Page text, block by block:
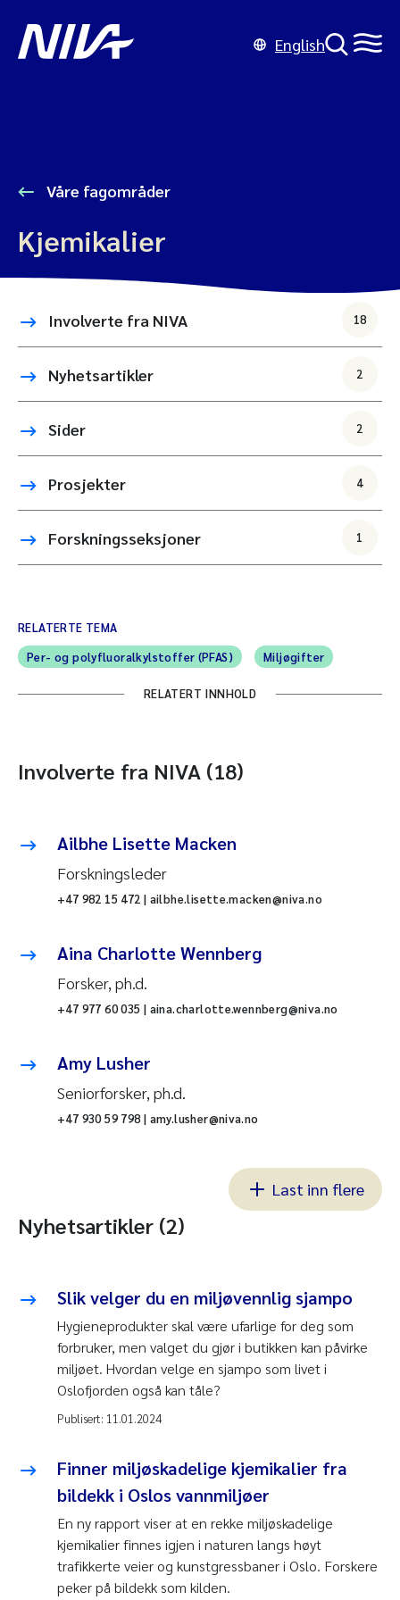
English
Våre fagområder
Kjemikalier
Involverte fra NIVA 18
Nyhetsartikler 2
Sider 2
Prosjekter 4
Forskningsseksjoner 1
RELATERTE TEMA
Per- og polyfluoralkylstoffer (PFAS)
Miljøgifter
RELATERT INNHOLD
Involverte fra NIVA (18)
Ailbhe Lisette Macken
Forskningsleder
+47 982 15 472 | ailbhe.lisette.macken@niva.no
Aina Charlotte Wennberg
Forsker, ph.d.
+47 977 60 035 | aina.charlotte.wennberg@niva.no
Amy Lusher
Seniorforsker, ph.d.
+47 930 59 798 | amy.lusher@niva.no
Last inn flere
Nyhetsartikler (2)
Slik velger du en miljøvennlig sjampo
Hygieneprodukter skal være ufarlige for deg som
forbruker, men valget du gjør i butikken kan påvirke
miljøet. Hvordan velge en sjampo som livet i
Oslofjorden også kan tåle?
Publisert: 11.01.2024
Finner miljøskadelige kjemikalier fra
bildekk i Oslos vannmiljøer
En ny rapport viser at en rekke miljøskadelige
kjemikalier finnes igjen i naturen langs høyt
trafikkerte veier og kunstgressbaner i Oslo. Forskere
peker på bildekk som kilden.